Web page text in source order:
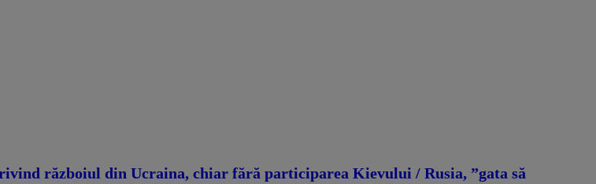
războiul din Ucraina, chiar fără participarea Kievului / Rusia, ”gata să